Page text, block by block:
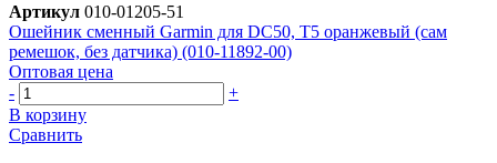
Артикул 010-01205-51
Ошейник сменный Garmin для DC50, T5 оранжевый (сам
ремешок, без датчика) (010-11892-00)
Оптовая цена
-
+
В корзину
Сравнить